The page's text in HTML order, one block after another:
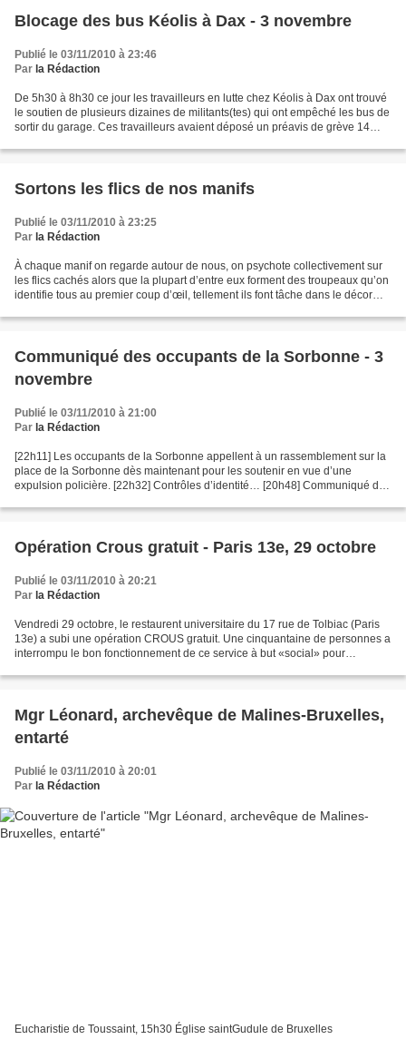
Blocage des bus Kéolis à Dax - 3 novembre
Publié le 03/11/2010 à 23:46
Par la Rédaction
De 5h30 à 8h30 ce jour les travailleurs en lutte chez Kéolis à Dax ont trouvé
le soutien de plusieurs dizaines de militants(tes) qui ont empêché les bus de
sortir du garage. Ces travailleurs avaient déposé un préavis de grève 14
Sortons les flics de nos manifs
Publié le 03/11/2010 à 23:25
Par la Rédaction
À chaque manif on regarde autour de nous, on psychote collectivement sur
les flics cachés alors que la plupart d’entre eux forment des troupeaux qu’on
identifie tous au premier coup d’œil, tellement ils font tâche dans le décor
Communiqué des occupants de la Sorbonne - 3
novembre
Publié le 03/11/2010 à 21:00
Par la Rédaction
[22h11] Les occupants de la Sorbonne appellent à un rassemblement sur la
place de la Sorbonne dès maintenant pour les soutenir en vue d’une
expulsion policière. [22h32] Contrôles d’identité… [20h48] Communiqué des
Opération Crous gratuit - Paris 13e, 29 octobre
Publié le 03/11/2010 à 20:21
Par la Rédaction
Vendredi 29 octobre, le restaurent universitaire du 17 rue de Tolbiac (Paris
13e) a subi une opération CROUS gratuit. Une cinquantaine de personnes a
interrompu le bon fonctionnement de ce service à but «social» pour
Mgr Léonard, archevêque de Malines-Bruxelles,
entarté
Publié le 03/11/2010 à 20:01
Par la Rédaction
Eucharistie de Toussaint, 15h30 Église saintGudule de Bruxelles